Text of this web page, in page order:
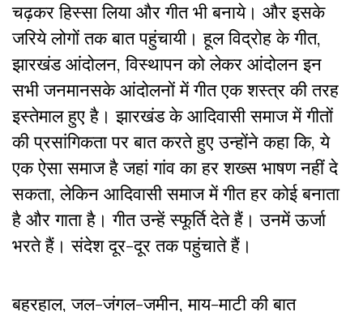
चढ़कर हिस्सा लिया और गीत भी बनाये। और इसके
जरिये लोगों तक बात पहुंचायी। हूल विद्रोह के गीत,
झारखंड आंदोलन, विस्थापन को लेकर आंदोलन इन
सभी जनमानसके आंदोलनों में गीत एक शस्त्र की तरह
इस्तेमाल हुए है। झारखंड के आदिवासी समाज में गीतों
की प्रसांगिकता पर बात करते हुए उन्होंने कहा कि, ये
एक ऐसा समाज है जहां गांव का हर शख्स भाषण नहीं दे
सकता, लेकिन आदिवासी समाज में गीत हर कोई बनाता
है और गाता है। गीत उन्हें स्फूर्ति देते हैं। उनमें ऊर्जा
भरते हैं। संदेश दूर-दूर तक पहुंचाते हैं।
बहरहाल, जल-जंगल-जमीन, माय-माटी की बात